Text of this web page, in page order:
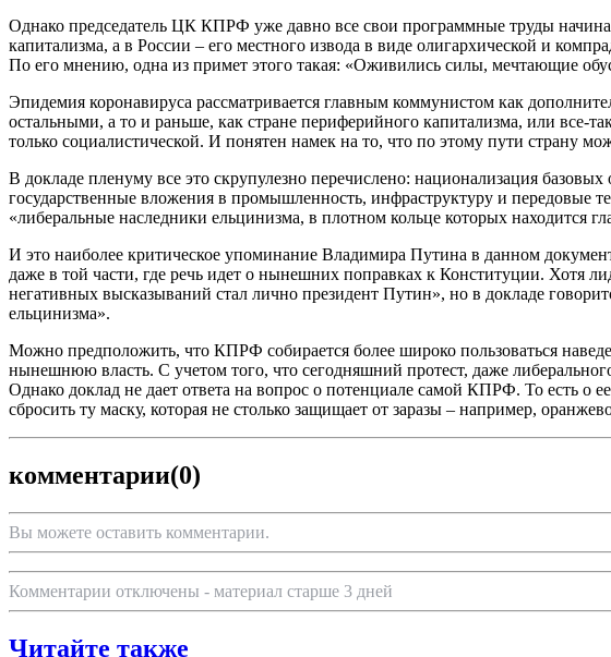
Однако председатель ЦК КПРФ уже давно все свои программные труды
капитализма, а в России – его местного извода в виде олигархической и
По его мнению, одна из примет этого такая: «Оживились силы, мечтающие
Эпидемия коронавируса рассматривается главным коммунистом как
остальными, а то и раньше, как стране периферийного капитализма, или все-
только социалистической. И понятен намек на то, что по этому пути страну
В докладе пленуму все это скрупулезно перечислено: национализация
государственные вложения в промышленность, инфраструктуру и передовые
«либеральные наследники ельцинизма, в плотном кольце которых находится
И это наиболее критическое упоминание Владимира Путина в данном
даже в той части, где речь идет о нынешних поправках к Конституции. Хотя
негативных высказываний стал лично президент Путин», но в докладе
ельцинизма».
Можно предположить, что КПРФ собирается более широко пользоваться
нынешнюю власть. С учетом того, что сегодняшний протест, даже
Однако доклад не дает ответа на вопрос о потенциале самой КПРФ. То есть о
сбросить ту маску, которая не столько защищает от заразы – например,
комментарии(0)
Вы можете оставить комментарии.
Комментарии отключены - материал старше 3 дней
Читайте также